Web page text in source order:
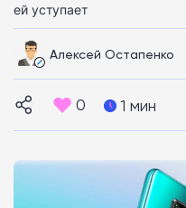
ей уступает
Алексей Остапенко
0 1 мин